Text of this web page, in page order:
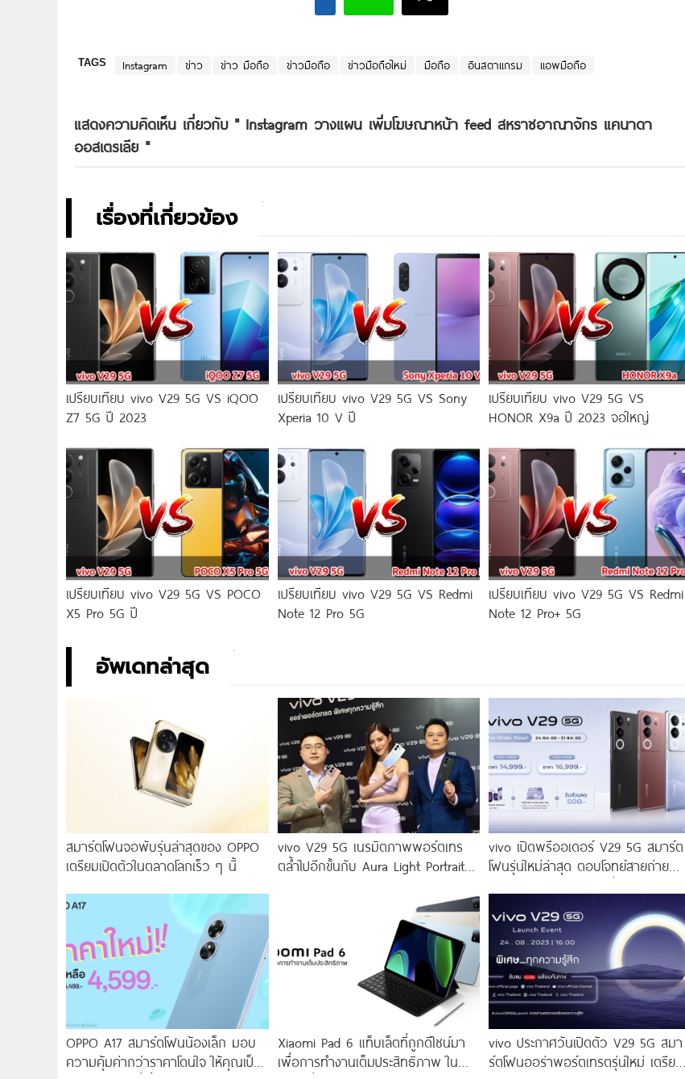
TAGS Instagram ข่าว ข่าว มือถือ ข่าวมือถือ ข่าวมือถือใหม่ มือถือ อินสตาแกรม แอพมือถือ
แสดงความคิดเห็น เกี่ยวกับ " Instagram วางแผน เพิ่มโฆษณาหน้า feed สหราชอาณาจักร แคนาดา
ออสเตรเลีย "
เรื่องที่เกี่ยวข้อง
เปรียบเทียบ vivo V29 5G VS iQOO
Z7 5G ปี 2023
เปรียบเทียบ vivo V29 5G VS Sony
Xperia 10 V ปี
เปรียบเทียบ vivo V29 5G VS
HONOR X9a ปี 2023 จอใหญ่
เปรียบเทียบ vivo V29 5G VS POCO
X5 Pro 5G ปี
เปรียบเทียบ vivo V29 5G VS Redmi
Note 12 Pro 5G
เปรียบเทียบ vivo V29 5G VS Redmi
Note 12 Pro+ 5G
อัพเดทล่าสุด
สมาร์ตโฟนจอพับรุ่นล่าสุดของ OPPO
เตรียมเปิดตัวในตลาดโลกเร็ว ๆ นี้
vivo V29 5G เนรมิตภาพพอร์ตเทร
ตล้ำไปอีกขั้นกับ Aura Light Portrait
vivo เปิดพรีออเดอร์ V29 5G สมาร์ต
โฟนรุ่นใหม่ล่าสุด ตอบโจทย์สายถ่าย
14,999 บาท จัดเต็มกับโปรโมชันพิเศษ
ก่อนใคร
OPPO A17 สมาร์ตโฟนน้องเล็ก มอบ
ความคุ้มค่ากว่าราคาโดนใจ ให้คุณเป็น
Xiaomi Pad 6 แท็บเล็ตที่ถูกดีไซน์มา
เพื่อการทำงานเต็มประสิทธิภาพ ใน
vivo ประกาศวันเปิดตัว V29 5G สมา
ร์ตโฟนออร่าพอร์ตเทรตรุ่นใหม่ เตรียม